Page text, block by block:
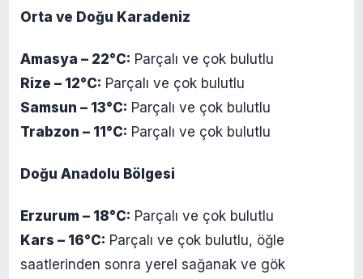
Orta ve Doğu Karadeniz
Amasya – 22°C: Parçalı ve çok bulutlu
Rize – 12°C: Parçalı ve çok bulutlu
Samsun – 13°C: Parçalı ve çok bulutlu
Trabzon – 11°C: Parçalı ve çok bulutlu
Doğu Anadolu Bölgesi
Erzurum – 18°C: Parçalı ve çok bulutlu
Kars – 16°C: Parçalı ve çok bulutlu, öğle
saatlerinden sonra yerel sağanak ve gök